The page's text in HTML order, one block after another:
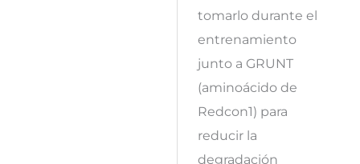
tomarlo durante el
entrenamiento
junto a GRUNT
(aminoácido de
Redcon1) para
reducir la
degradación